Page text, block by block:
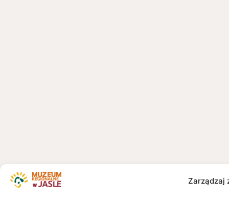
Zarządzaj